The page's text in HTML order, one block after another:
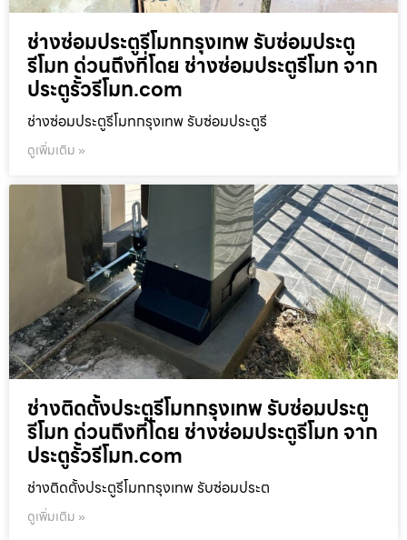
ช่างซ่อมประตูรีโมทกรุงเทพ รับซ่อมประตู
รีโมท ด่วนถึงที่โดย ช่างซ่อมประตูรีโมท จาก
ประตูรั้วรีโมท.com
ช่างซ่อมประตูรีโมทกรุงเทพ รับซ่อมประตูรี
ดูเพิ่มเติม »
ช่างติดตั้งประตูรีโมทกรุงเทพ รับซ่อมประตู
รีโมท ด่วนถึงที่โดย ช่างซ่อมประตูรีโมท จาก
ประตูรั้วรีโมท.com
ช่างติดตั้งประตูรีโมทกรุงเทพ รับซ่อมประต
ดูเพิ่มเติม »